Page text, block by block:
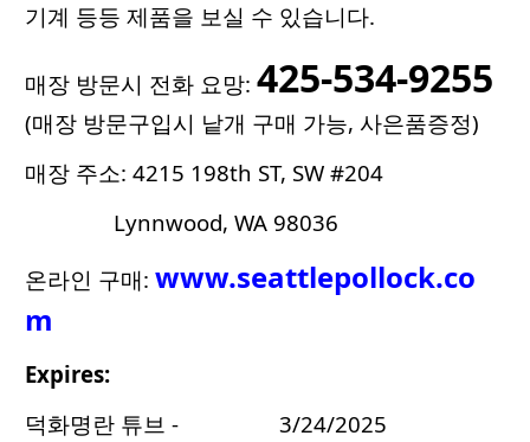
기계 등등 제품을 보실 수 있습니다.
매장 방문시 전화 요망: 425-534-9255
(매장 방문구입시 낱개 구매 가능, 사은품증정)
매장 주소: 4215 198th ST, SW #204
Lynnwood, WA 98036
온라인 구매: www.seattlepollock.co
m
Expires:
덕화명란 튜브 - 3/24/2025